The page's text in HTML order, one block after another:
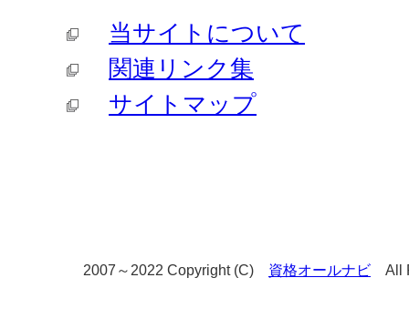
当サイトについて
関連リンク集
サイトマップ
2007～2022 Copyright (C) 資格オールナビ All